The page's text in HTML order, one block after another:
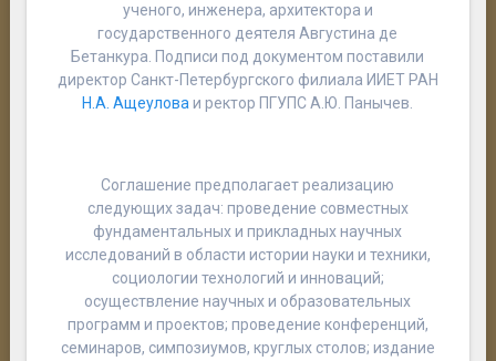
ученого, инженера, архитектора и
государственного деятеля Августина де
Бетанкура. Подписи под документом поставили
директор Санкт-Петербургского филиала ИИЕТ РАН
Н.А. Ащеулова и ректор ПГУПС А.Ю. Панычев.
Соглашение предполагает реализацию
следующих задач: проведение совместных
фундаментальных и прикладных научных
исследований в области истории науки и техники,
социологии технологий и инноваций;
осуществление научных и образовательных
программ и проектов; проведение конференций,
семинаров, симпозиумов, круглых столов; издание